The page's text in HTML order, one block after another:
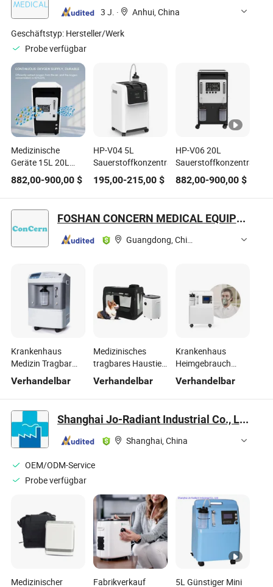
3 J. ·
Anhui, China
Geschäftstyp: Hersteller/Werk
Probe verfügbar
Medizinische
Geräte 15L 20L
Hochfluss-
Sauerstoffgenerator-
Konzentrator
882,00-900,00 $
HP-V04 5L
Sauerstoffkonzentrator
195,00-215,00$
HP-V06 20L
Sauerstoffkonzentrator
882,00-900,00$
FOSHAN CONCERN MEDICAL EQUIPMENT CO.,LTD.
Guangdong, China
Krankenhaus
Medizin Tragbar
5L/Min
10L/Minelectric
Sauerstoffgenerator
Konzentrator
Verhandelbar
Medizinisches
tragbares Haustier-
Hauspflege-
Veterinär-
Sauerstoffkonzentrator-
Kammer
Verhandelbar
Krankenhaus
Heimgebrauch
Fabrikpreis CE ISO
Genehmigung
Niedriggeräusch
Medizinischer 5L
Psa
Sauerstoffkonzentrator
Verhandelbar
Shanghai Jo-Radiant Industrial Co., Ltd.
Shanghai, China
OEM/ODM-Service
Probe verfügbar
Medizinischer
Fabrikverkauf
5L Günstiger Mini